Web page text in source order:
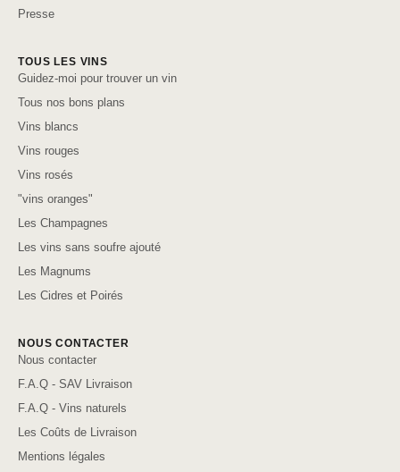
Presse
TOUS LES VINS
Guidez-moi pour trouver un vin
Tous nos bons plans
Vins blancs
Vins rouges
Vins rosés
"vins oranges"
Les Champagnes
Les vins sans soufre ajouté
Les Magnums
Les Cidres et Poirés
NOUS CONTACTER
Nous contacter
F.A.Q - SAV Livraison
F.A.Q - Vins naturels
Les Coûts de Livraison
Mentions légales